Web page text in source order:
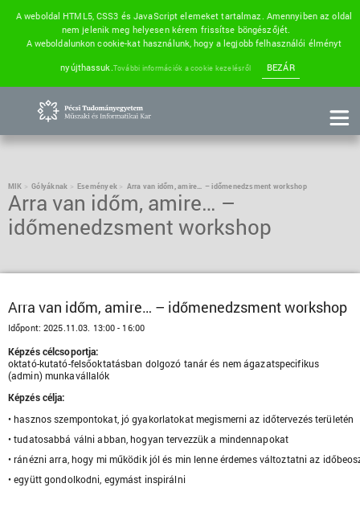
A weboldal HTML5, CSS3 és JavaScript elemeket tartalmaz. Amennyiben az oldal
nem jelenik meg helyesen kérem frissítse böngészőjét.
A weboldalunkon cookie-kat használunk, hogy a legjobb felhasználói élményt
nyújthassuk. További információk a cookie kezelésről BEZÁR
MIK Gólyáknak Események Arra van időm, amire… – időmenedzsment workshop
Arra van időm, amire… –
időmenedzsment workshop
Arra van időm, amire… – időmenedzsment workshop
Időpont:2025.11.03. 13:00 - 16:00
Képzés célcsoportja:
oktató-kutató-felsőoktatásban dolgozó tanár és nem ágazatspecifikus
(admin) munkavállalók
Képzés célja:
• hasznos szempontokat, jó gyakorlatokat megismerni az időtervezés területén
• tudatosabbá válni abban, hogyan tervezzük a mindennapokat
• ránézni arra, hogy mi működik jól és min lenne érdemes változtatni az
• együtt gondolkodni, egymást inspirálni